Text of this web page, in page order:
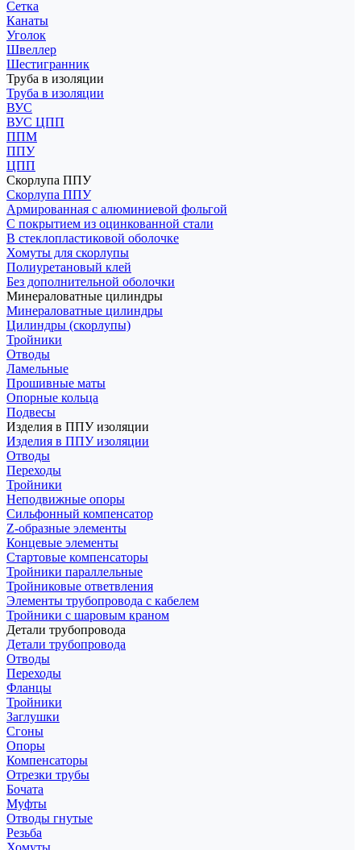
Сетка
Канаты
Уголок
Швеллер
Шестигранник
Труба в изоляции
Труба в изоляции
ВУС
ВУС ЦПП
ППМ
ППУ
ЦПП
Скорлупа ППУ
Скорлупа ППУ
Армированная с алюминиевой фольгой
С покрытием из оцинкованной стали
В стеклопластиковой оболочке
Хомуты для скорлупы
Полиуретановый клей
Без дополнительной оболочки
Минераловатные цилиндры
Минераловатные цилиндры
Цилиндры (скорлупы)
Тройники
Отводы
Ламельные
Прошивные маты
Опорные кольца
Подвесы
Изделия в ППУ изоляции
Изделия в ППУ изоляции
Отводы
Переходы
Тройники
Неподвижные опоры
Cильфонный компенсатор
Z-образные элементы
Концевые элементы
Стартовые компенсаторы
Тройники параллельные
Тройниковые ответвления
Элементы трубопровода с кабелем
Тройники с шаровым краном
Детали трубопровода
Детали трубопровода
Отводы
Переходы
Фланцы
Тройники
Заглушки
Сгоны
Опоры
Компенсаторы
Отрезки трубы
Бочата
Муфты
Отводы гнутые
Резьба
Хомуты